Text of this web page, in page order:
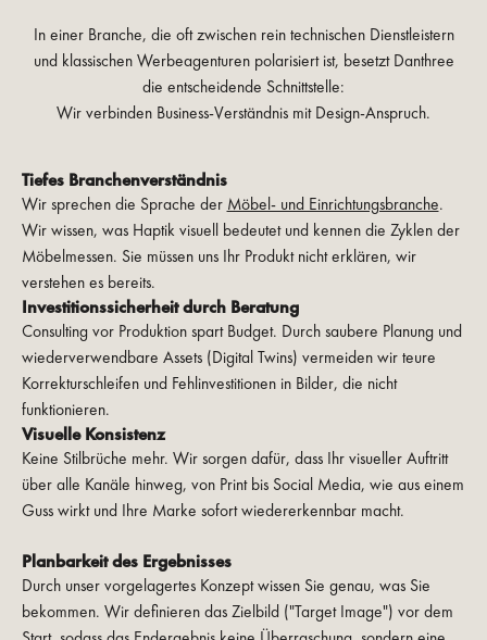
In einer Branche, die oft zwischen rein technischen Dienstleistern
und klassischen Werbeagenturen polarisiert ist, besetzt Danthree
die entscheidende Schnittstelle:
Wir verbinden Business-Verständnis mit Design-Anspruch.
Tiefes Branchenverständnis
Wir sprechen die Sprache der Möbel- und Einrichtungsbranche.
Wir wissen, was Haptik visuell bedeutet und kennen die Zyklen der
Möbelmessen. Sie müssen uns Ihr Produkt nicht erklären, wir
verstehen es bereits.
Investitionssicherheit durch Beratung
Consulting vor Produktion spart Budget. Durch saubere Planung und
wiederverwendbare Assets (Digital Twins) vermeiden wir teure
Korrekturschleifen und Fehlinvestitionen in Bilder, die nicht
funktionieren.
Visuelle Konsistenz
Keine Stilbrüche mehr. Wir sorgen dafür, dass Ihr visueller Auftritt
über alle Kanäle hinweg, von Print bis Social Media, wie aus einem
Guss wirkt und Ihre Marke sofort wiedererkennbar macht.
Planbarkeit des Ergebnisses
Durch unser vorgelagertes Konzept wissen Sie genau, was Sie
bekommen. Wir definieren das Zielbild ("Target Image") vor dem